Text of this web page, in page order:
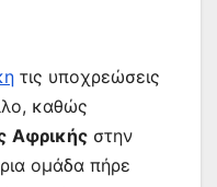
τις υποχρεώσεις
καθώς
Αφρικής στην
ομάδα πήρε